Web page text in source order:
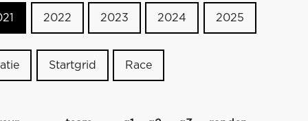
2022 2023 2024 2025
Startgrid Race